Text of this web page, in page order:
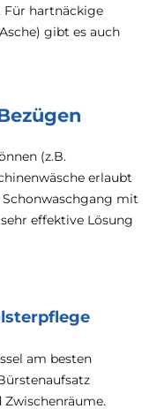
hartnäckige
gibt es auch
(z.B.
erlaubt
Schonwaschgang mit
effektive Lösung
am besten
Zwischenräume.